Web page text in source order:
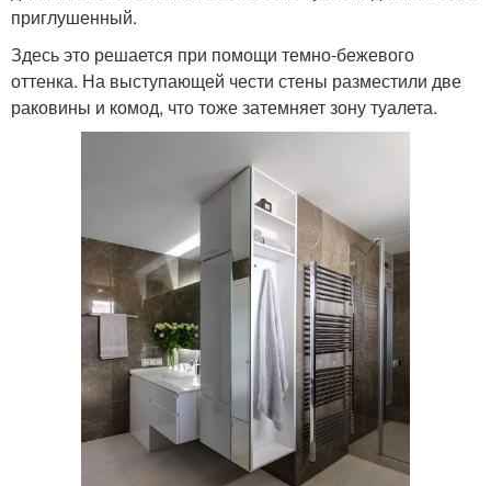
приглушенный.
Здесь это решается при помощи темно-бежевого
оттенка. На выступающей чести стены разместили две
раковины и комод, что тоже затемняет зону туалета.